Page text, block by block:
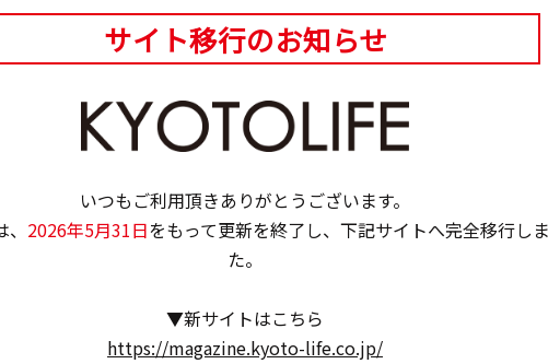
京
#
サイト移行のお知らせ
いつもご利用頂きありがとうございます。
2026年5月31日をもって更新を終了し、下記サイトへ完全移行し
た。
▼新サイトはこちら
https://magazine.kyoto-life.co.jp/